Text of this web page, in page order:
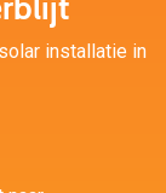
installatie in